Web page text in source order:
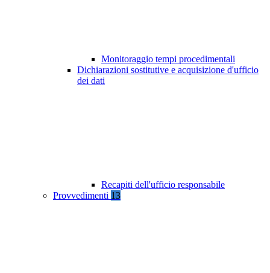
Monitoraggio tempi procedimentali
Dichiarazioni sostitutive e acquisizione d'ufficio
dei dati
Recapiti dell'ufficio responsabile
Provvedimenti 13